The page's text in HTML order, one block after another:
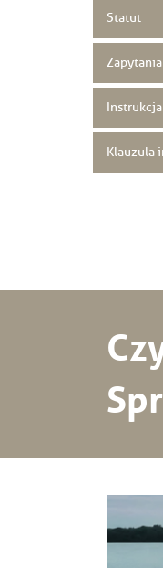
Statut
Klauzula